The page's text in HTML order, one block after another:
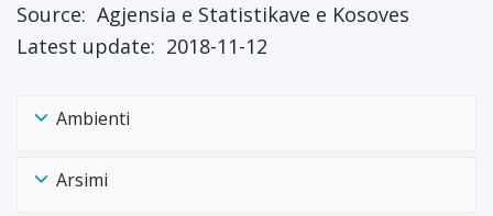
Source: Agjensia e Statistikave e Kosoves
Latest update: 2018-11-12
Ambienti
Arsimi